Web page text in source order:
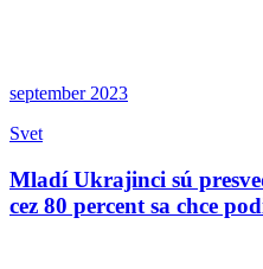
september 2023
Svet
Mladí Ukrajinci sú
cez 80 percent sa chce